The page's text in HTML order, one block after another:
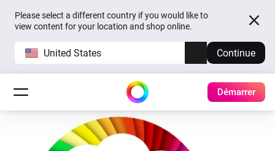
Please select a different country if you would like to
view content for your location and shop online.
United States Continue
Démarrer